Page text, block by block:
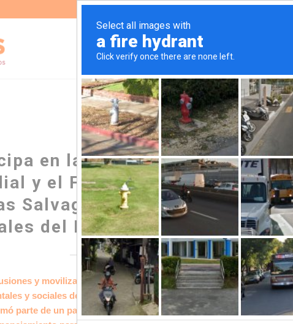
Sobre Fundeps Áreas
en las Reuniones Anuales
y el FMI, dominadas por la
Salvaguardias ambientales y
del Banco Mundial
y movilizaciones que se realizaron respecto a al proceso de
y sociales del Banco Mundial, FUNDEPS mantuvo reuniones
parte de un panel de discusión donde se presentó una